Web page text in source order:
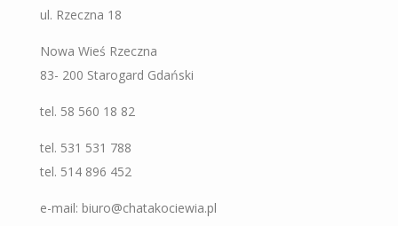
ul. Rzeczna 18
Nowa Wieś Rzeczna
83- 200 Starogard Gdański
tel. 58 560 18 82
tel. 531 531 788
tel. 514 896 452
e-mail: biuro@chatakociewia.pl